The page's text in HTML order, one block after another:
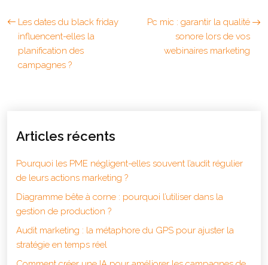
Les dates du black friday
influencent-elles la
planification des
campagnes ?
Pc mic : garantir la qualité
sonore lors de vos
webinaires marketing
Articles récents
Pourquoi les PME négligent-elles souvent l’audit régulier
de leurs actions marketing ?
Diagramme bête à corne : pourquoi l’utiliser dans la
gestion de production ?
Audit marketing : la métaphore du GPS pour ajuster la
stratégie en temps réel